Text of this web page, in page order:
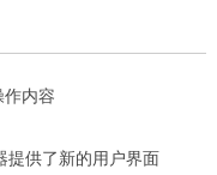
内容
提供了新的用户界面